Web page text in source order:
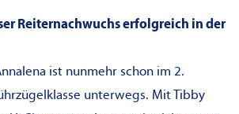
Reiternachwuchs erfolgreich in der
ist nunmehr schon im 2.
unterwegs. Mit Tibby